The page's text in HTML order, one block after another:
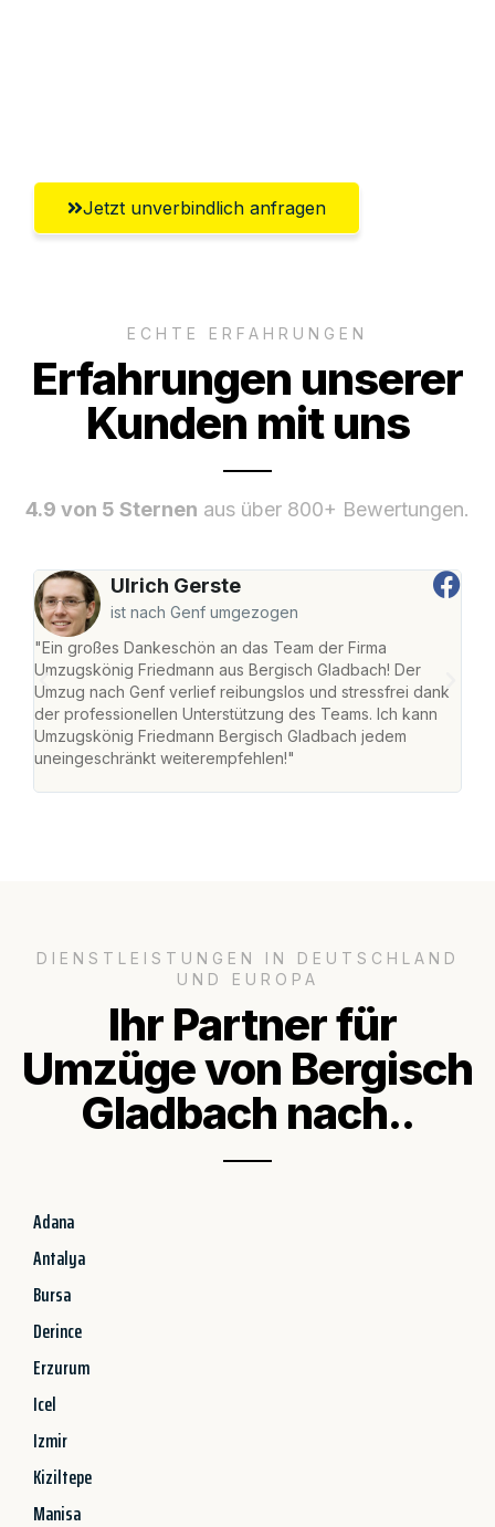
Jetzt unverbindlich anfragen
ECHTE ERFAHRUNGEN
Erfahrungen unserer
Kunden mit uns
4.9 von 5 Sternen aus über 800+ Bewertungen.
Ulrich Gerste
ist nach Genf umgezogen
"Ein großes Dankeschön an das Team der Firma
Umzugskönig Friedmann aus Bergisch Gladbach! Der
Umzug nach Genf verlief reibungslos und stressfrei dank
der professionellen Unterstützung des Teams. Ich kann
Umzugskönig Friedmann Bergisch Gladbach jedem
uneingeschränkt weiterempfehlen!"
DIENSTLEISTUNGEN IN DEUTSCHLAND
UND EUROPA
Ihr Partner für
Umzüge von Bergisch
Gladbach nach..
Adana
Antalya
Bursa
Derince
Erzurum
Icel
Izmir
Kiziltepe
Manisa